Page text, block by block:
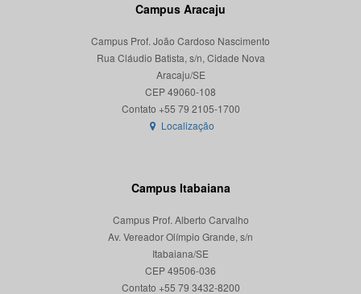
Campus Aracaju
Campus Prof. João Cardoso Nascimento
Rua Cláudio Batista, s/n, Cidade Nova
Aracaju/SE
CEP 49060-108
Localização
Campus Itabaiana
Campus Prof. Alberto Carvalho
Av. Vereador Olímpio Grande, s/n
Itabaiana/SE
CEP 49506-036